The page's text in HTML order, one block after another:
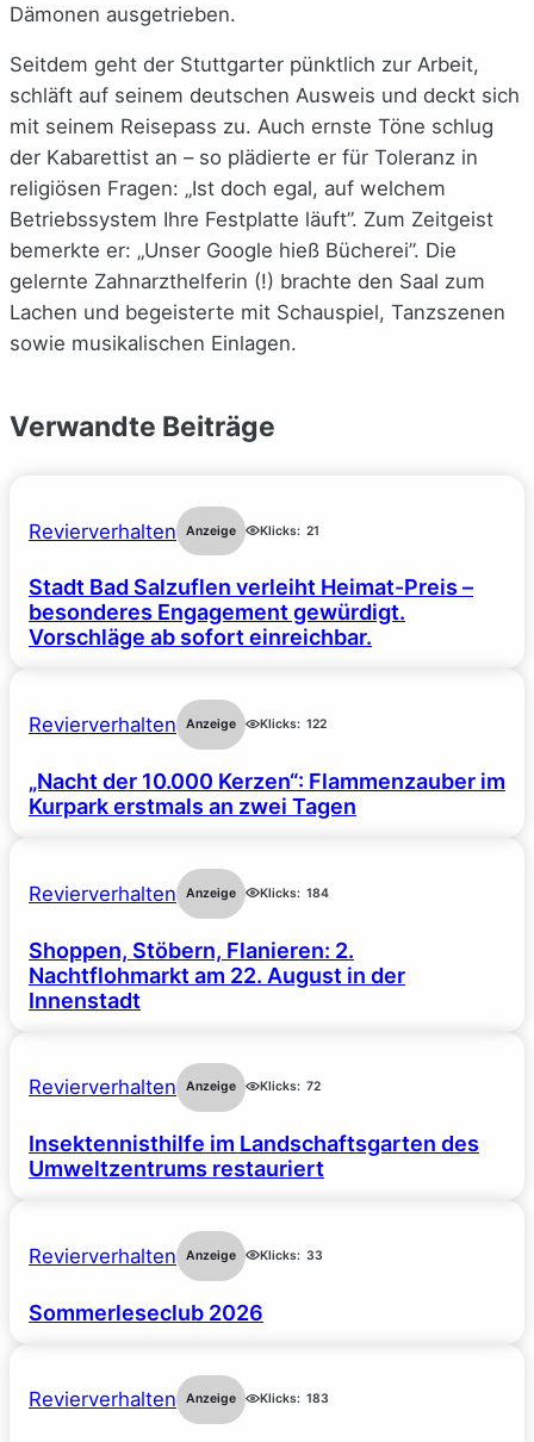
Dämonen ausgetrieben.
Seitdem geht der Stuttgarter pünktlich zur Arbeit,
schläft auf seinem deutschen Ausweis und deckt sich
mit seinem Reisepass zu. Auch ernste Töne schlug
der Kabarettist an – so plädierte er für Toleranz in
religiösen Fragen: „Ist doch egal, auf welchem
Betriebssystem Ihre Festplatte läuft”. Zum Zeitgeist
bemerkte er: „Unser Google hieß Bücherei”. Die
gelernte Zahnarzthelferin (!) brachte den Saal zum
Lachen und begeisterte mit Schauspiel, Tanzszenen
sowie musikalischen Einlagen.
Verwandte Beiträge
Revierverhalten Anzeige Klicks: 21
Stadt Bad Salzuflen verleiht Heimat-Preis –
besonderes Engagement gewürdigt.
Vorschläge ab sofort einreichbar.
Revierverhalten Anzeige Klicks: 122
„Nacht der 10.000 Kerzen“: Flammenzauber im
Kurpark erstmals an zwei Tagen
Revierverhalten Anzeige Klicks: 184
Shoppen, Stöbern, Flanieren: 2.
Nachtflohmarkt am 22. August in der
Innenstadt
Revierverhalten Anzeige Klicks: 72
Insektennisthilfe im Landschaftsgarten des
Umweltzentrums restauriert
Revierverhalten Anzeige Klicks: 33
Sommerleseclub 2026
Revierverhalten Anzeige Klicks: 183